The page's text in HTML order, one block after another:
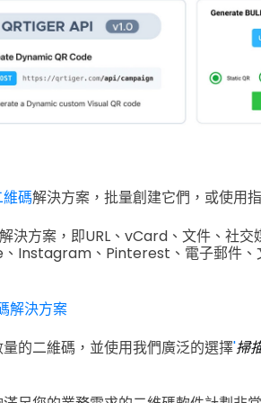
碼解決方案，批量創建它們，或使用
決方案，即URL、vCard、文件、社
Instagram、Pinterest、電子郵件、
解決方案
的二維碼，並使用我們廣泛的選擇'掃